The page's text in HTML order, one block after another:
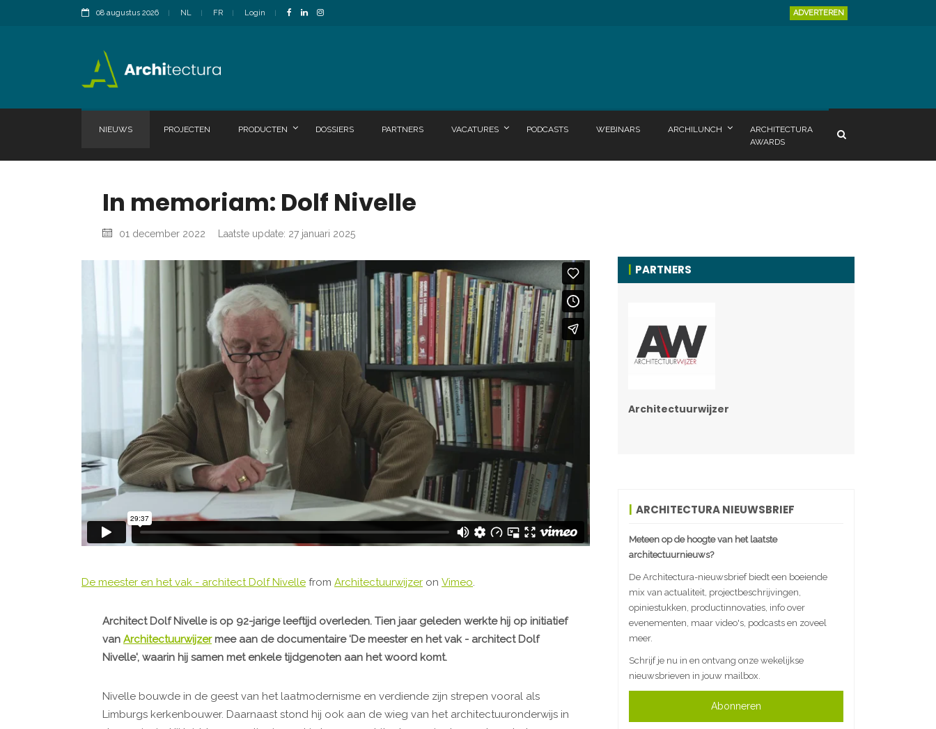
08 augustus 2026 NL FR Login ADVERTEREN
NIEUWS PROJECTEN PRODUCTEN DOSSIERS PARTNERS VACATURES PODCASTS WEBINARS ARCHILUNCH
ARCHITECTURA
AWARDS
In memoriam: Dolf Nivelle
01 december 2022 Laatste update: 27 januari 2025
De meester en het vak - architect Dolf Nivelle from Architectuurwijzer on Vimeo.
Architect Dolf Nivelle is op 92-jarige leeftijd overleden. Tien jaar geleden werkte hij op initiatief
van Architectuurwijzermee aan de documentaire ‘De meester en het vak - architect Dolf
Nivelle', waarin hij samen met enkele tijdgenoten aan het woord komt.
Nivelle bouwde in de geest van het laatmodernisme en verdiende zijn strepen vooral als
Limburgs kerkenbouwer. Daarnaast stond hij ook aan de wieg van het architectuuronderwijs in
PARTNERS
Architectuurwijzer
ARCHITECTURA NIEUWSBRIEF
Meteen op de hoogte van het laatste
architectuurnieuws?
De Architectura-nieuwsbrief biedt een boeiende
mix van actualiteit, projectbeschrijvingen,
opiniestukken, productinnovaties, info over
evenementen, maar video's, podcasts en zoveel
meer.
Schrijf je nu in en ontvang onze wekelijkse
nieuwsbrieven in jouw mailbox.
Abonneren